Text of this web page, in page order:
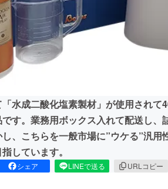
水成二酸化塩素製材」が使用され
です。業務用ボックス入れて配送し
、こちらを一般市場に”ウケる”汎
しています。
シェア LINEで送る URLコピー